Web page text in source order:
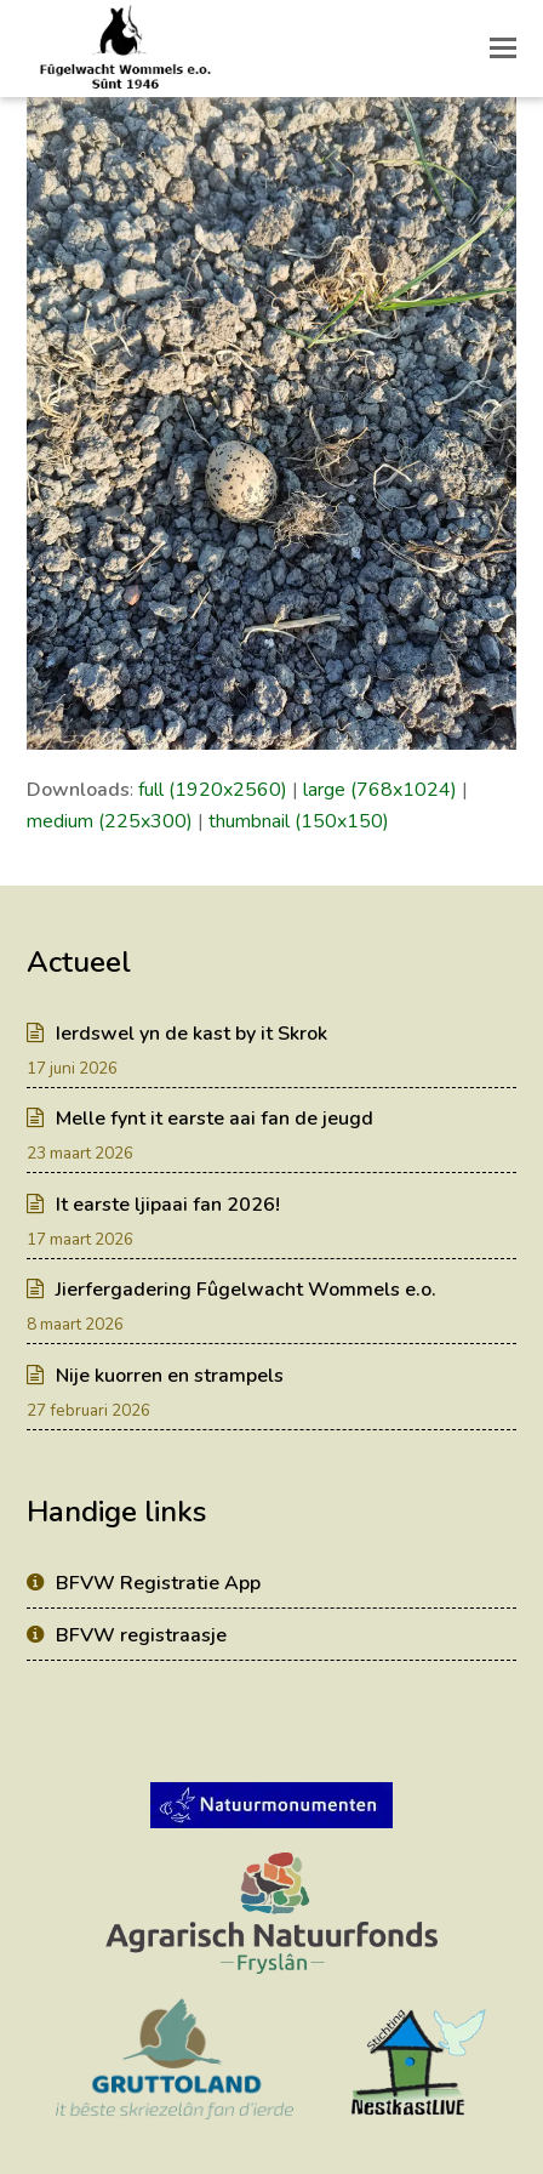
Downloads:full (1920x2560) |large (768x1024) |
medium (225x300) |thumbnail (150x150)
Actueel
Ierdswel yn de kast by it Skrok
17 juni 2026
Melle fynt it earste aai fan de jeugd
23 maart 2026
It earste ljipaai fan 2026!
17 maart 2026
Jierfergadering Fûgelwacht Wommels e.o.
8 maart 2026
Nije kuorren en strampels
27 februari 2026
Handige links
BFVW Registratie App
BFVW registraasje